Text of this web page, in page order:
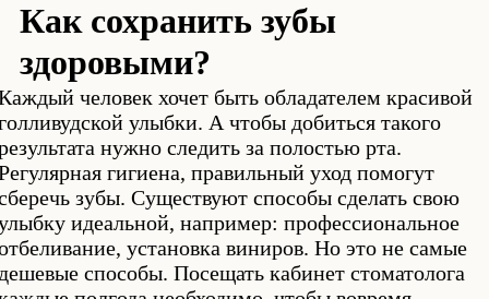
Как сохранить зубы
здоровыми?
человек хочет быть обладателем красивой
улыбки. А чтобы добиться такого
нужно следить за полостью рта.
гигиена, правильный уход помогут
зубы. Существуют способы сделать свою
идеальной, например: профессиональное
установка виниров. Но это не самые
способы. Посещать кабинет стоматолога